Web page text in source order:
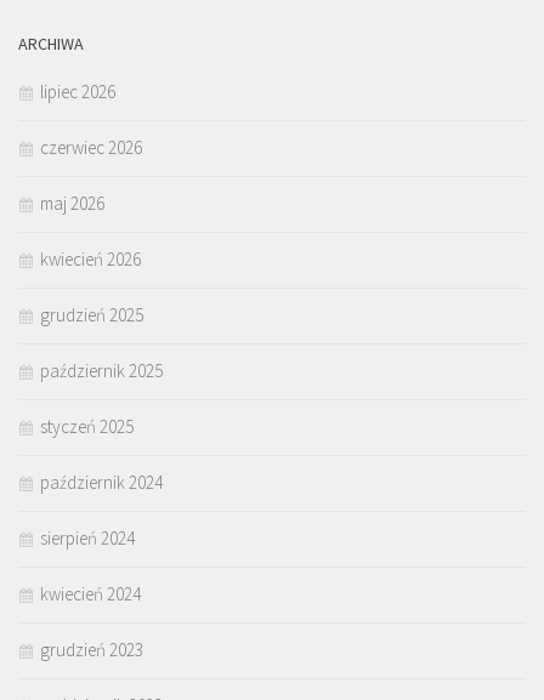
ARCHIWA
lipiec 2026
czerwiec 2026
maj 2026
kwiecień 2026
grudzień 2025
październik 2025
styczeń 2025
październik 2024
sierpień 2024
kwiecień 2024
grudzień 2023